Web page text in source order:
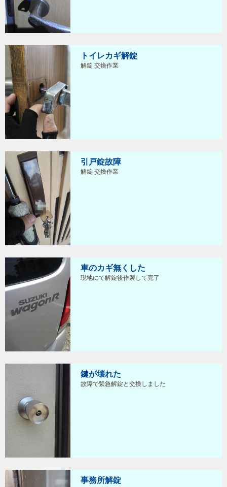
トイレカギ解錠
解錠 交換作業
引戸錠故障
解錠 交換作業
車のカギ無くした
現地にて解錠後作製して完了
鍵が壊れた
故障で緊急解錠と交換しました
事務所解錠